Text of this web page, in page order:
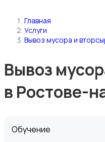
Главная
Услуги
Вывоз мусора и
Вывоз
в Ростове-
Обучение